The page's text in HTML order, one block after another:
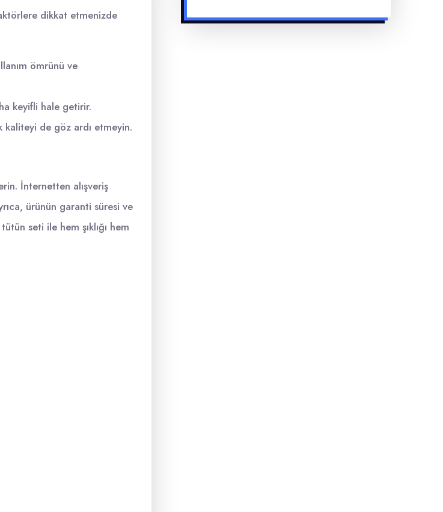
dikkat etmenizde
ömrünü ve
keyifli hale getirir.
de göz ardı etmeyin.
İnternetten alışveriş
ürünün garanti süresi ve
seti ile hem şıklığı hem